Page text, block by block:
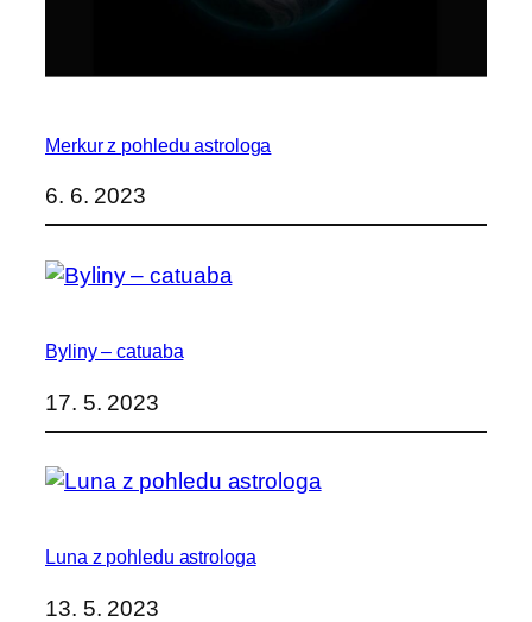
Merkur z pohledu astrologa
6. 6. 2023
Byliny – catuaba
17. 5. 2023
Luna z pohledu astrologa
13. 5. 2023